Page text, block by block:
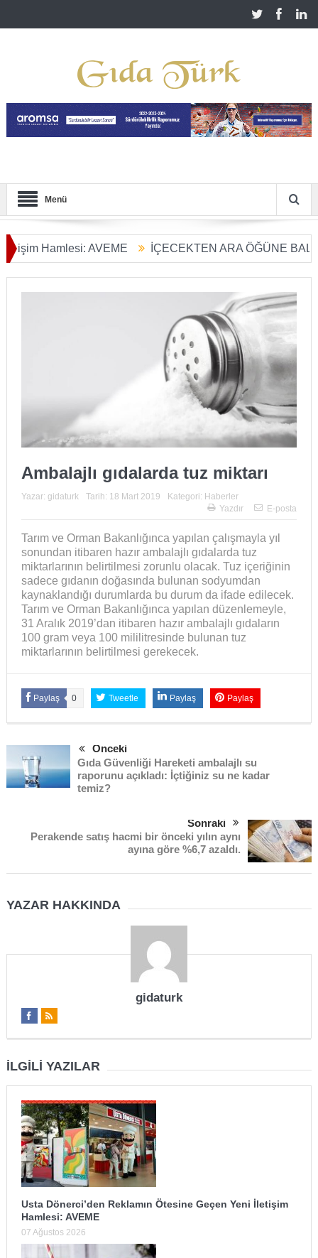
Menü
Hamlesi: AVEME İÇECEKTEN ARA ÖĞÜNE BALIN
Dönüşümü Başladı
Ambalajlı gıdalarda tuz miktarı
Yazar: gidaturk Tarih: 18 Mart 2019 Kategori: Haberler
Yazdır
E-posta
Tarım ve Orman Bakanlığınca yapılan çalışmayla yıl
sonundan itibaren hazır ambalajlı gıdalarda tuz
miktarlarının belirtilmesi zorunlu olacak. Tuz içeriğinin
sadece gıdanın doğasında bulunan sodyumdan
kaynaklandığı durumlarda bu durum da ifade edilecek.
Tarım ve Orman Bakanlığınca yapılan düzenlemeyle,
31 Aralık 2019’dan itibaren hazır ambalajlı gıdaların
100 gram veya 100 mililitresinde bulunan tuz
miktarlarının belirtilmesi gerekecek.
Paylaş 0 Tweetle Paylaş Paylaş
Önceki
Gıda Güvenliği Hareketi ambalajlı su
raporunu açıkladı: İçtiğiniz su ne kadar
temiz?
Sonraki
Perakende satış hacmi bir önceki yılın aynı
ayına göre %6,7 azaldı.
YAZAR HAKKINDA
gidaturk
İLGILI YAZILAR
Usta Dönerci’den Reklamın Ötesine Geçen Yeni İletişim
Hamlesi: AVEME
07 Ağustos 2026